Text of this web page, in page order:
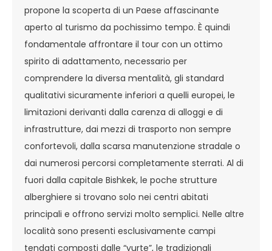
propone la scoperta di un Paese affascinante
aperto al turismo da pochissimo tempo. È quindi
fondamentale affrontare il tour con un ottimo
spirito di adattamento, necessario per
comprendere la diversa mentalità, gli standard
qualitativi sicuramente inferiori a quelli europei, le
limitazioni derivanti dalla carenza di alloggi e di
infrastrutture, dai mezzi di trasporto non sempre
confortevoli, dalla scarsa manutenzione stradale o
dai numerosi percorsi completamente sterrati. Al di
fuori dalla capitale Bishkek, le poche strutture
alberghiere si trovano solo nei centri abitati
principali e offrono servizi molto semplici. Nelle altre
località sono presenti esclusivamente campi
tendati composti dalle “yurte”, le tradizionali